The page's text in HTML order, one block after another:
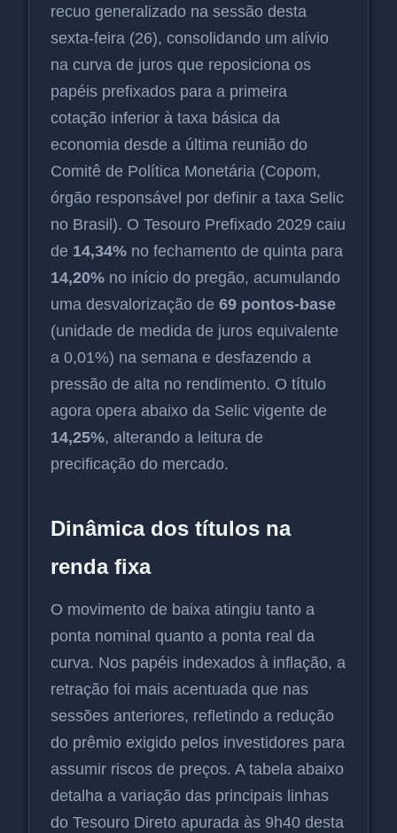
recuo generalizado na sessão desta
sexta-feira (26), consolidando um alívio
na curva de juros que reposiciona os
papéis prefixados para a primeira
cotação inferior à taxa básica da
economia desde a última reunião do
Comitê de Política Monetária (Copom,
órgão responsável por definir a taxa Selic
no Brasil). O Tesouro Prefixado 2029 caiu
de 14,34% no fechamento de quinta para
14,20% no início do pregão, acumulando
uma desvalorização de 69 pontos-base
(unidade de medida de juros equivalente
a 0,01%) na semana e desfazendo a
pressão de alta no rendimento. O título
agora opera abaixo da Selic vigente de
14,25%, alterando a leitura de
precificação do mercado.
Dinâmica dos títulos na
renda fixa
O movimento de baixa atingiu tanto a
ponta nominal quanto a ponta real da
curva. Nos papéis indexados à inflação, a
retração foi mais acentuada que nas
sessões anteriores, refletindo a redução
do prêmio exigido pelos investidores para
assumir riscos de preços. A tabela abaixo
detalha a variação das principais linhas
do Tesouro Direto apurada às 9h40 desta